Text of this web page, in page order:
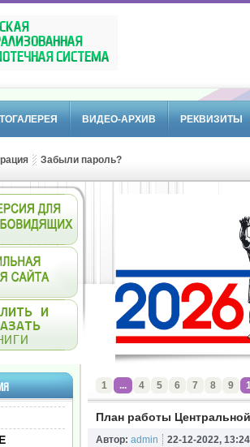
ВИДЕО-АРХИВ РЕКВИЗИТЫ
Забыли пароль?
1 ... 4 5 6 7 8 9
План работы
Автор: admin 22-12-2022, 13:24